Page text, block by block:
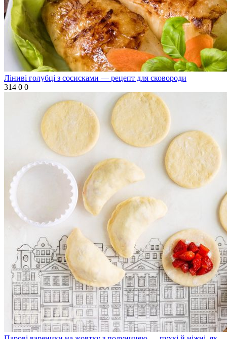
Ліниві голубці з сосисками — рецепт для сковороди
314 0 0